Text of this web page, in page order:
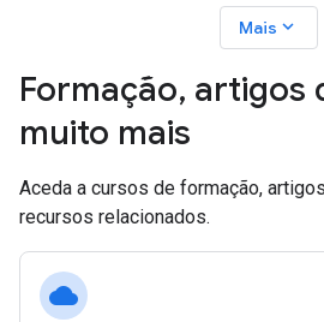
Mais expand_more
Formação, artigos
muito mais
Aceda a cursos de formação,
recursos relacionados.
cloud